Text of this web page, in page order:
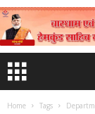
Home Tags